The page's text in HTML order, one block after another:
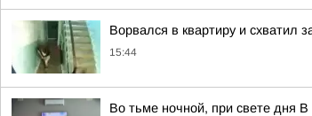
Ворвался в квартиру и схватил
15:44
Во тьме ночной, при свете дня